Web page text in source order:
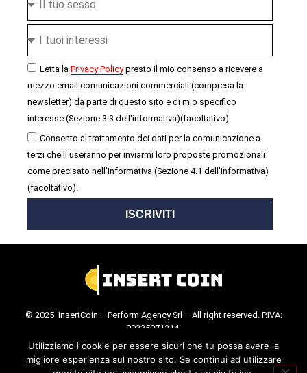
Letta la Privacy Policypresto il mio consenso a ricevere a
mezzo email comunicazioni commerciali (compresa la
newsletter) da parte di questo sito e di mio specifico
interesse (Sezione 3.3 dell'informativa)(facoltativo).
Consento al trattamento dei dati per la comunicazione a
terzi che li useranno per inviarmi loro proposte promozionali
come precisato nell'informativa (Sezione 4.1 dell'informativa)
(facoltativo).
ISCRIVITI
© 2025 InsertCoin – Perform Agency Srl – All right reserved. P.IVA:
09335071214.
Cookie Policy . Privacy Policy.
Utilizziamo i cookie per essere sicuri che tu possa avere la
migliore esperienza sul nostro sito. Se continui ad utilizzare